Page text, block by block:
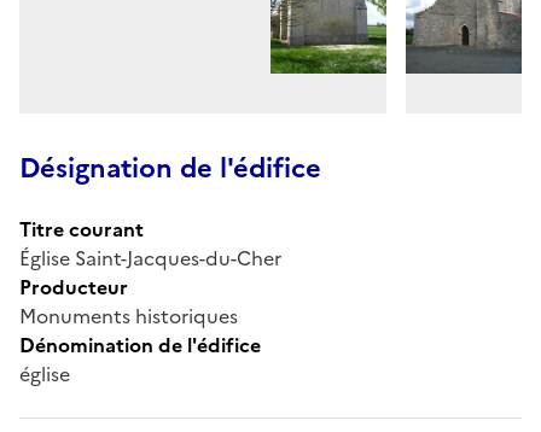
Désignation de l'édifice
Titre courant
Église Saint-Jacques-du-Cher
Producteur
Monuments historiques
Dénomination de l'édifice
église